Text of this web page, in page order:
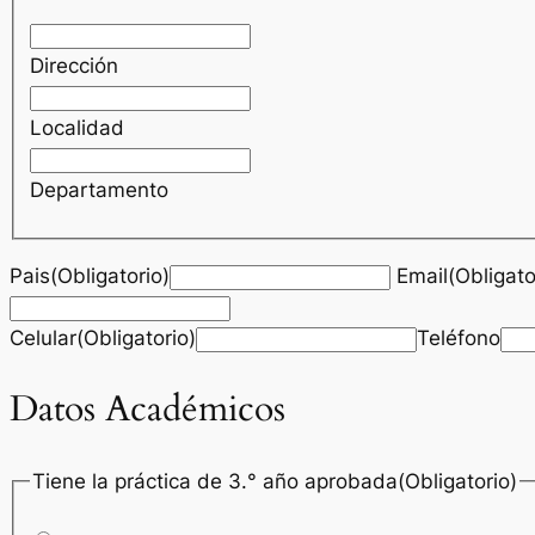
Dirección
Localidad
Departamento
Pais(Obligatorio)
Celular(Obligatorio) Teléfono
Datos Académicos
Tiene la práctica de 3.° año aprobada(Obligatorio)